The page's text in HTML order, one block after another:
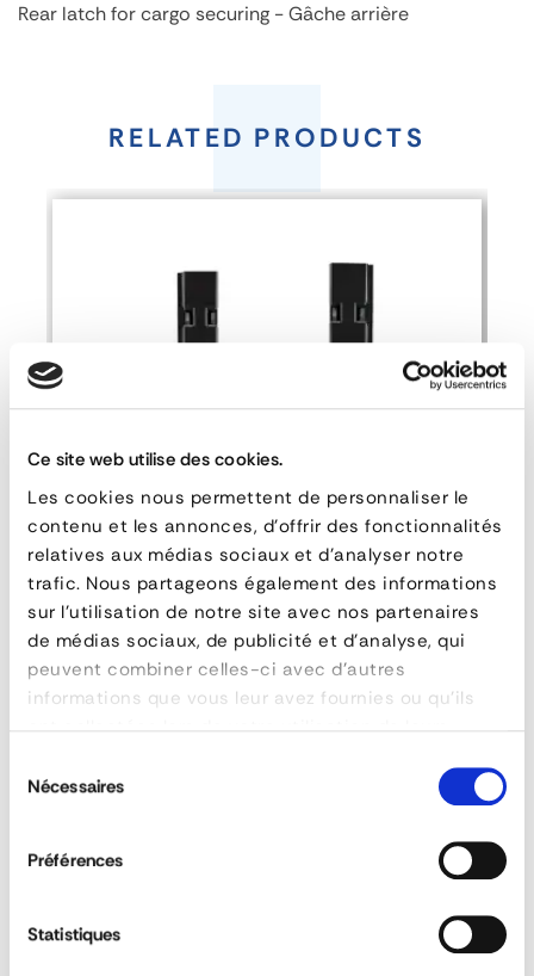
Ce site web utilise des cookies.
Les cookies nous permettent de personnaliser le
contenu et les annonces, d'offrir des fonctionnalités
relatives aux médias sociaux et d'analyser notre
trafic. Nous partageons également des informations
sur l'utilisation de notre site avec nos partenaires
de médias sociaux, de publicité et d'analyse, qui
peuvent combiner celles-ci avec d'autres
informations que vous leur avez fournies ou qu'ils
duNécessaires
Préférences
Statistiques
Rear latch for cargo securing - Gâche arrière
poids
ASK FOR A QUOTE
RELATED PRODUCTS
Right Rear Steel Rancher